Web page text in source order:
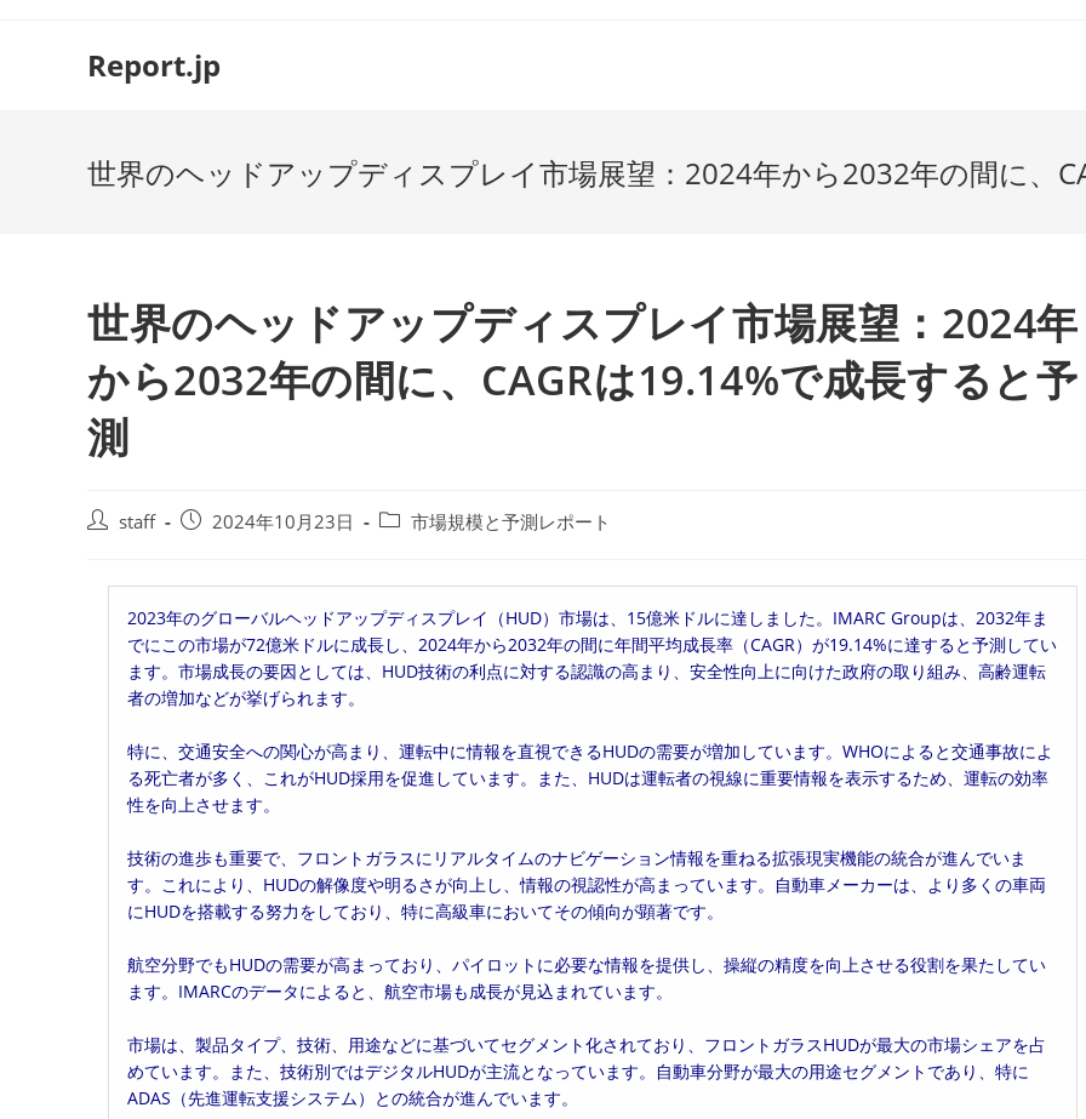
Report.jp
世界のヘッドアップディスプレイ市場展望：2024年から2032年の間に、
世界のヘッドアップディスプレイ市場展望：2024年
から2032年の間に、CAGRは19.14%で成長すると予
測
投
staff
投
日:
2024年10月23日
投
ゴ
リ
ー:
市場規模と予測レポート
2023年のグローバルヘッドアップディスプレイ（HUD）市場は、15億米ドルに達しました。IMARC Groupは、2032年ま
でにこの市場が72億米ドルに成長し、2024年から2032年の間に年間平均成長率（CAGR）が19.14%に達すると予測してい
ます。市場成長の要因としては、HUD技術の利点に対する認識の高まり、安全性向上に向けた政府の取り組み、高齢運転
者の増加などが挙げられます。
特に、交通安全への関心が高まり、運転中に情報を直視できるHUDの需要が増加しています。WHOによると交通事故によ
る死亡者が多く、これがHUD採用を促進しています。また、HUDは運転者の視線に重要情報を表示するため、運転の効率
性を向上させます。
技術の進歩も重要で、フロントガラスにリアルタイムのナビゲーション情報を重ねる拡張現実機能の統合が進んでいま
す。これにより、HUDの解像度や明るさが向上し、情報の視認性が高まっています。自動車メーカーは、より多くの車両
にHUDを搭載する努力をしており、特に高級車においてその傾向が顕著です。
航空分野でもHUDの需要が高まっており、パイロットに必要な情報を提供し、操縦の精度を向上させる役割を果たしてい
ます。IMARCのデータによると、航空市場も成長が見込まれています。
市場は、製品タイプ、技術、用途などに基づいてセグメント化されており、フロントガラスHUDが最大の市場シェアを占
めています。また、技術別ではデジタルHUDが主流となっています。自動車分野が最大の用途セグメントであり、特に
ADAS（先進運転支援システム）との統合が進んでいます。